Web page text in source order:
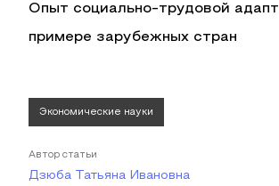
Опыт социально-трудовой
примере зарубежных стран
Экономические науки
Автор статьи
Дзюба Татьяна Ивановна